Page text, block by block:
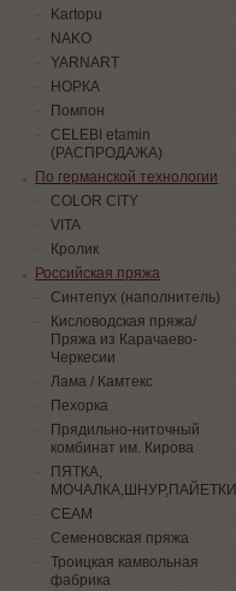
Kartopu
NAKO
YARNART
НОРКА
Помпон
СELEBI etamin
(РАСПРОДАЖА)
По германской технологии
COLOR CITY
VITA
Кролик
Российская пряжа
Синтепух (наполнитель)
Кисловодская пряжа/
Пряжа из Карачаево-
Черкесии
Лама / Камтекс
Пехорка
Прядильно-ниточный
комбинат им. Кирова
ПЯТКА,
МОЧАЛКА,ШНУР,ПАЙЕТКИ
СЕАМ
Семеновская пряжа
Троицкая камвольная
фабрика